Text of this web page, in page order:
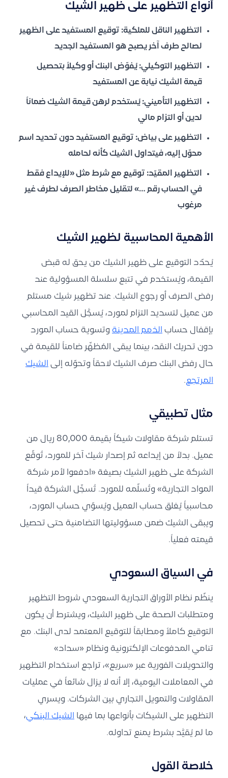
أنواع التظهير على ظهير الشيك
التظهير الناقل للملكية: توقيع المستفيد على الظهير
لصالح طرف آخر يصبح هو المستفيد الجديد
التظهير التوكيلي: يُفوّض البنك أو وكيلاً بتحصيل
قيمة الشيك نيابة عن المستفيد
التظهير التأميني: يُستخدم لرهن قيمة الشيك ضماناً
لدين أو التزام مالي
التظهير على بياض: توقيع المستفيد دون تحديد اسم
محوّل إليه، فيتداول الشيك كأنه لحامله
التظهير المقيّد: توقيع مع شرط مثل «للإيداع فقط
في الحساب رقم …» لتقليل مخاطر الصرف لطرف غير
مرغوب
الأهمية المحاسبية لظهير الشيك
يُحدّد التوقيع على ظهير الشيك من يحق له قبض
القيمة، ويُستخدم في تتبع سلسلة المسؤولية عند
رفض الصرف أو رجوع الشيك. عند تظهير شيك مستلم
من عميل لتسديد التزام لمورد، يُسجَّل القيد المحاسبي
بإقفال حساب الذمم المدينة وتسوية حساب المورد
دون تحريك النقد، بينما يبقى المُظهِّر ضامناً للقيمة في
حال رفض البنك صرف الشيك لاحقاً وتحوّله إلى الشيك
المرتجع.
مثال تطبيقي
تستلم شركة مقاولات شيكاً بقيمة 80,000 ريال من
عميل. بدلاً من إيداعه ثم إصدار شيك آخر للمورد، تُوقّع
الشركة على ظهير الشيك بصيغة «ادفعوا لأمر شركة
المواد التجارية» وتُسلّمه للمورد. تُسجِّل الشركة قيداً
محاسبياً يُغلق حساب العميل ويُسوّي حساب المورد،
ويبقى الشيك ضمن مسؤوليتها التضامنية حتى تحصيل
قيمته فعلياً.
في السياق السعودي
ينظّم نظام الأوراق التجارية السعودي شروط التظهير
ومتطلبات الصحة على ظهير الشيك، ويشترط أن يكون
التوقيع كاملاً ومطابقاً للتوقيع المعتمد لدى البنك. مع
تنامي المدفوعات الإلكترونية ونظام «سداد»
والتحويلات الفورية عبر «سريع»، تراجع استخدام التظهير
في المعاملات اليومية، إلا أنه لا يزال شائعاً في عمليات
المقاولات والتمويل التجاري بين الشركات. ويسري
التظهير على الشيكات بأنواعها بما فيها الشيك البنكي،
ما لم يُقيَّد بشرط يمنع تداوله.
خلاصة القول